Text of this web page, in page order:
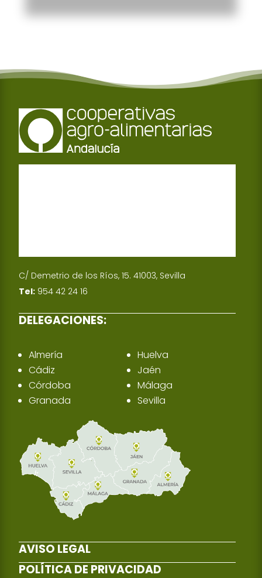
C/ Demetrio de los Ríos, 15. 41003, Sevilla
Tel: 954 42 24 16
DELEGACIONES:
Almería
Cádiz
Córdoba
Granada
Huelva
Jaén
Málaga
Sevilla
AVISO LEGAL
POLÍTICA DE PRIVACIDAD